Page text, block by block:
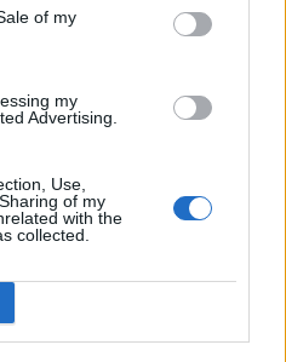
of my
my
Advertising.
Use,
of my
with the
collected.